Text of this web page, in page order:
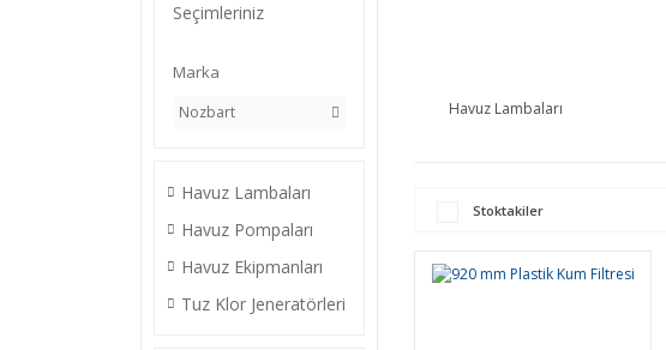
Seçimleriniz
Marka
Nozbart
Havuz Lambaları
Havuz Pompaları
Havuz Ekipmanları
Tuz Klor Jeneratörleri
Havuz Lambaları
Stoktakiler